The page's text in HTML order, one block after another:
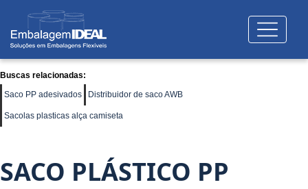
Buscas relacionadas:
Saco PP adesivados
Distribuidor de saco AWB
Sacolas plasticas alça camiseta
SACO PLÁSTICO PP